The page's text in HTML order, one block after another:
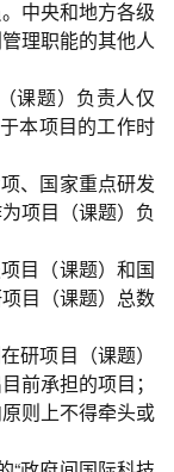
中央和地方各级
理职能的其他人
课题）负责人仅
本项目的工作时
、国家重点研发
项目（课题）负
目（课题）和国
目（课题）总数
研项目（课题）
前承担的项目；
则上不得牵头或